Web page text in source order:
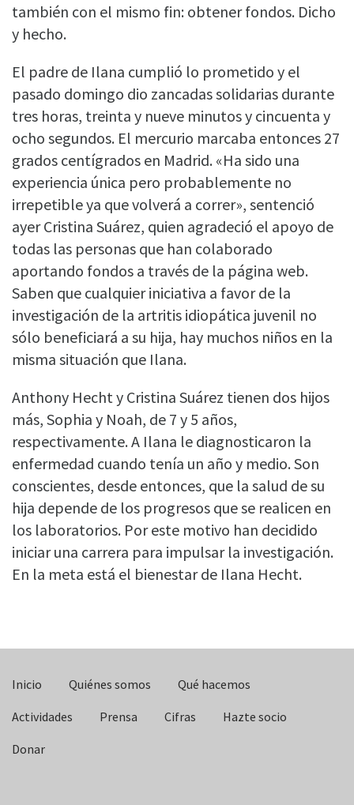
también con el mismo fin: obtener fondos. Dicho
y hecho.
El padre de Ilana cumplió lo prometido y el
pasado domingo dio zancadas solidarias durante
tres horas, treinta y nueve minutos y cincuenta y
ocho segundos. El mercurio marcaba entonces 27
grados centígrados en Madrid. «Ha sido una
experiencia única pero probablemente no
irrepetible ya que volverá a correr», sentenció
ayer Cristina Suárez, quien agradeció el apoyo de
todas las personas que han colaborado
aportando fondos a través de la página web.
Saben que cualquier iniciativa a favor de la
investigación de la artritis idiopática juvenil no
sólo beneficiará a su hija, hay muchos niños en la
misma situación que Ilana.
Anthony Hecht y Cristina Suárez tienen dos hijos
más, Sophia y Noah, de 7 y 5 años,
respectivamente. A Ilana le diagnosticaron la
enfermedad cuando tenía un año y medio. Son
conscientes, desde entonces, que la salud de su
hija depende de los progresos que se realicen en
los laboratorios. Por este motivo han decidido
iniciar una carrera para impulsar la investigación.
En la meta está el bienestar de Ilana Hecht.
Inicio Quiénes somos Qué hacemos
Actividades Prensa Cifras Hazte socio
Donar